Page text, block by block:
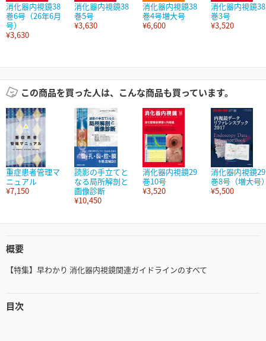
消化器内視鏡38
巻6号（26年6月
号）
¥3,630
消化器内視鏡38
巻5号
¥3,630
消化器内視鏡38
巻4号増大号
¥6,600
消化器内視鏡38
巻3号
¥3,520
この商品を買った人は、こんな商品も買っています。
重症患者管理マ
ニュアル
¥7,150
読影の手立てと
なる局所解剖と
画像診断
¥10,450
消化器内視鏡29
巻10号
¥3,520
消化器内視鏡29
巻8号（増大号
¥5,500
概要
【特集】早わかり 消化器内視鏡関連ガイドラインのすべて
目次